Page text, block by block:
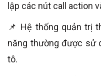
lập các nút call action
📌 Hệ thống quản trị
năng thường được sử
tô.